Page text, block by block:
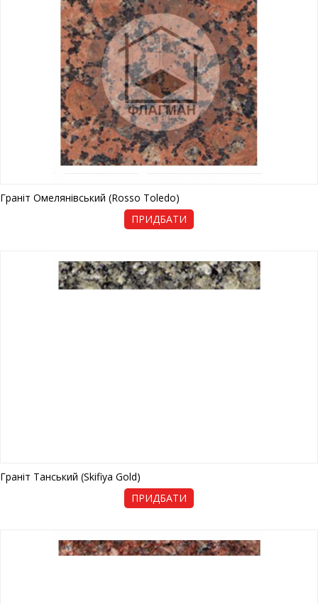
ПРИДБАТИ
Граніт Омелянівський (Rosso Toledo)
ПРИДБАТИ
Граніт Танський (Skifiya Gold)